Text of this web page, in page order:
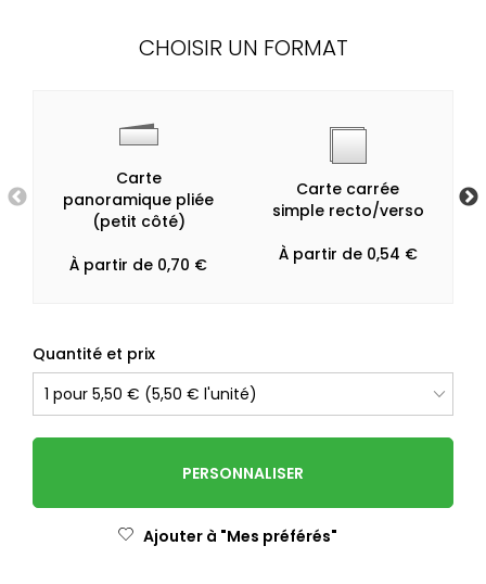
CHOISIR UN FORMAT
Carte
panoramique pliée
(petit côté)
À partir de 0,70 €
Carte carrée
simple recto/verso
À partir de 0,54 €
Quantité et prix
PERSONNALISER
Ajouter à "Mes préférés"